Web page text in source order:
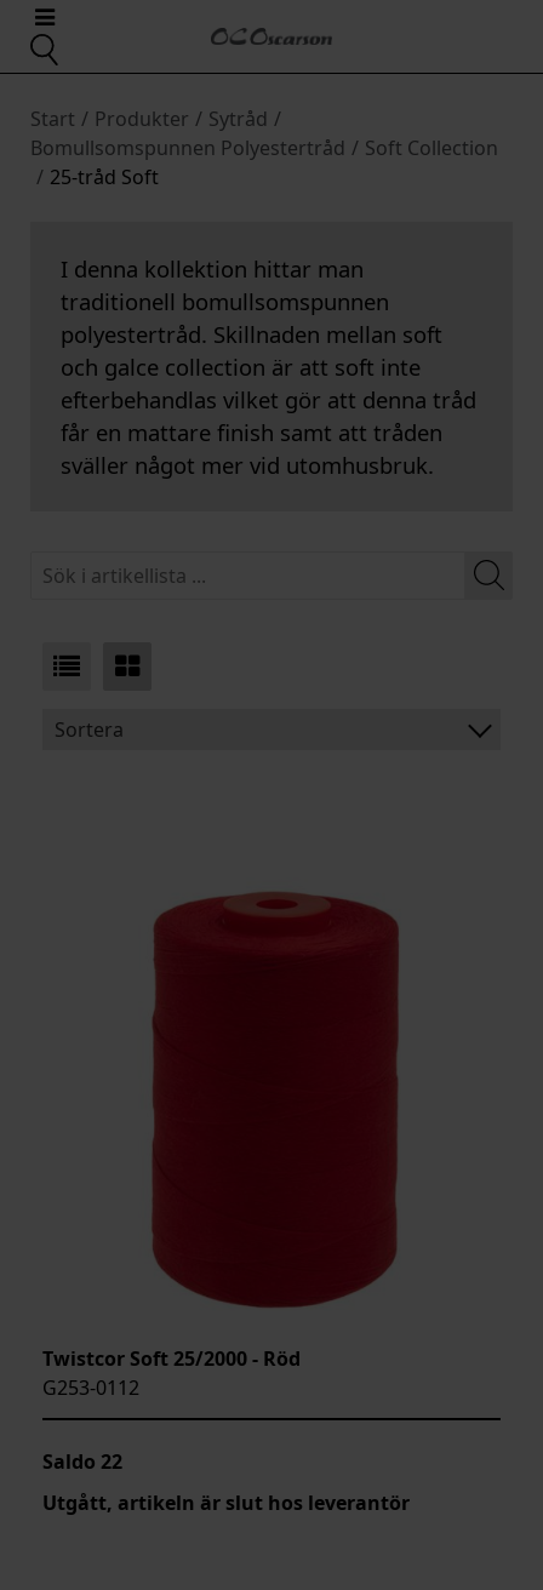
Start / Produkter / Sytråd /
Bomullsomspunnen Polyestertråd / Soft Collection
/ 25-tråd Soft
I denna kollektion hittar man
traditionell bomullsomspunnen
polyestertråd. Skillnaden mellan soft
och galce collection är att soft inte
efterbehandlas vilket gör att denna tråd
får en mattare finish samt att tråden
sväller något mer vid utomhusbruk.
Sortera
ARTIKELKOD:
Twistcor Soft 25/2000 - Röd
G253-0112
Saldo 22
Utgått, artikeln är slut hos leverantör